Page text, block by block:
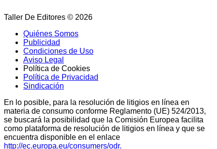
Taller De Editores © 2026
Quiénes Somos
Publicidad
Condiciones de Uso
Aviso Legal
Política de Cookies
Política de Privacidad
Sindicación
En lo posible, para la resolución de litigios en línea en
materia de consumo conforme Reglamento (UE) 524/2013,
se buscará la posibilidad que la Comisión Europea facilita
como plataforma de resolución de litigios en línea y que se
encuentra disponible en el enlace
http://ec.europa.eu/consumers/odr.